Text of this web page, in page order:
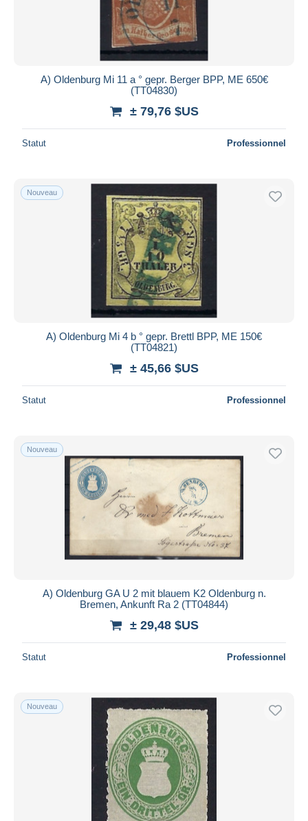
A) Oldenburg Mi 11 a ° gepr. Berger BPP, ME 650€
(TT04830)
± 79,76 $US
Statut Professionnel
Nouveau
A) Oldenburg Mi 4 b ° gepr. Brettl BPP, ME 150€
(TT04821)
± 45,66 $US
Statut Professionnel
Nouveau
A) Oldenburg GA U 2 mit blauem K2 Oldenburg n.
Bremen, Ankunft Ra 2 (TT04844)
± 29,48 $US
Statut Professionnel
Nouveau